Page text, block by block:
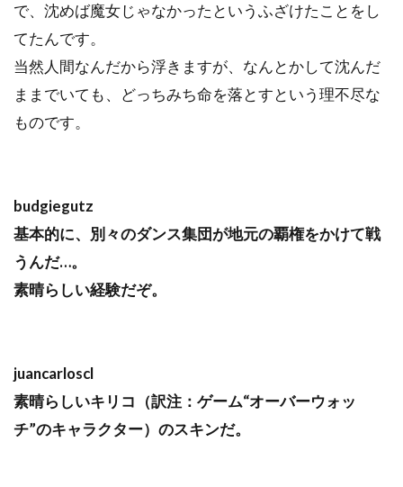
で、沈めば魔女じゃなかったというふざけたことをし
てたんです。
当然人間なんだから浮きますが、なんとかして沈んだ
ままでいても、どっちみち命を落とすという理不尽な
ものです。
budgiegutz
基本的に、別々のダンス集団が地元の覇権をかけて戦
うんだ…。
素晴らしい経験だぞ。
juancarloscl
素晴らしいキリコ（訳注：ゲーム“オーバーウォッ
チ”のキャラクター）のスキンだ。